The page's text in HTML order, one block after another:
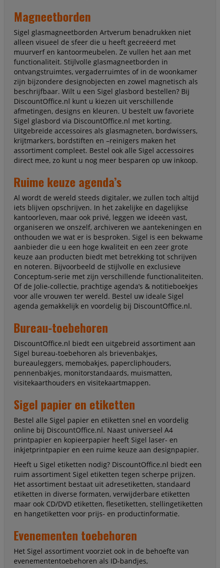
Magneetborden
Sigel glasmagneetborden Artverum benadrukken niet
alleen visueel de sfeer die u heeft gecreëerd met
muurverf en kantoormeubelen. Ze vullen het aan met
functionaliteit. Stijlvolle glasmagneetborden in
ontvangstruimtes, vergaderruimtes of in de woonkamer
zijn bijzondere designobjecten en zowel magnetisch als
beschrijfbaar. Wilt u een Sigel glasbord bestellen? Bij
DiscountOffice.nl kunt u kiezen uit verschillende
afmetingen, designs en kleuren. U bestelt uw favoriete
Sigel glasbord via DiscountOffice.nl met korting.
Uitgebreide accessoires als glasmagneten, bordwissers,
krijtmarkers, bordstiften en –reinigers maken het
assortiment compleet. Bestel ook alle Sigel accessoires
direct mee, zo kunt u nog meer besparen op uw inkoop.
Ruime keuze agenda’s
Al wordt de wereld steeds digitaler, we zullen toch altijd
iets blijven opschrijven. In het zakelijke en dagelijkse
kantoorleven, maar ook privé, leggen we ideeën vast,
organiseren we onszelf, archiveren we aantekeningen en
onthouden we wat er is besproken. Sigel is een bekwame
aanbieder die u een hoge kwaliteit en een zeer grote
keuze aan producten biedt met betrekking tot schrijven
en noteren. Bijvoorbeeld de stijlvolle en exclusieve
Conceptum-serie met zijn verschillende functionaliteiten.
Of de Jolie-collectie, prachtige agenda’s & notitieboekjes
voor alle vrouwen ter wereld. Bestel uw ideale Sigel
agenda gemakkelijk en voordelig bij DiscountOffice.nl.
Bureau-toebehoren
DiscountOffice.nl biedt een uitgebreid assortiment aan
Sigel bureau-toebehoren als brievenbakjes,
bureauleggers, memobakjes, papercliphouders,
pennenbakjes, monitorstandaards, muismatten,
visitekaarthouders en visitekaartmappen.
Sigel papier en etiketten
Bestel alle Sigel papier en etiketten snel en voordelig
online bij DiscountOffice.nl. Naast universeel A4
printpapier en kopieerpapier heeft Sigel laser- en
inkjetprintpapier en een ruime keuze aan designpapier.
Heeft u Sigel etiketten nodig? DiscountOffice.nl biedt een
ruim assortiment Sigel etiketten tegen scherpe prijzen.
Het assortiment bestaat uit adresetiketten, standaard
etiketten in diverse formaten, verwijderbare etiketten
maar ook CD/DVD etiketten, flesetiketten, stellingetiketten
en hangetiketten voor prijs- en productinformatie.
Evenementen toebehoren
Het Sigel assortiment voorziet ook in de behoefte van
evenemententoebehoren als ID-bandjes,